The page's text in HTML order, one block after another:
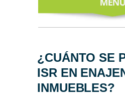
ACERCA
¿CUÁNTO SE
ISR EN
INMUEBLES?